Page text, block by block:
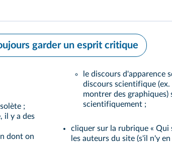
garder un esprit critique
;
il y a des
dont on
le discours d'apparence
discours scientifique
montrer des graphiques)
scientifiquement ;
cliquer sur la rubrique « Qui
les auteurs du site (s'il n'y